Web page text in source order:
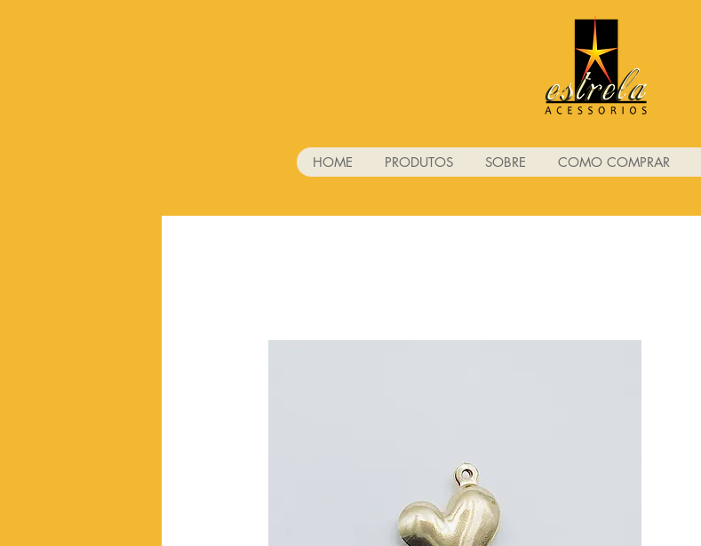
HOME PRODUTOS SOBRE COMO COMPRAR